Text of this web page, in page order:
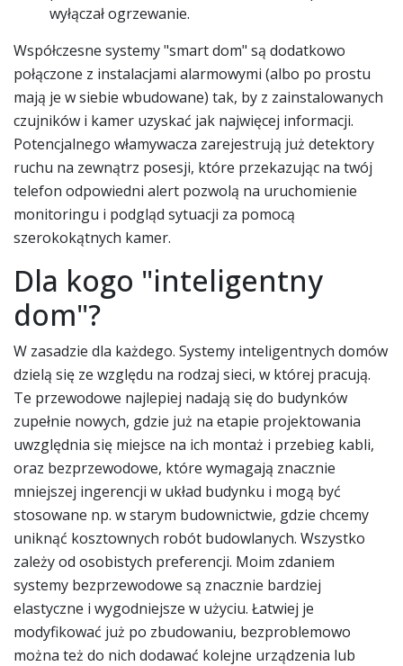
wyłączał ogrzewanie.
Współczesne systemy "smart dom" są dodatkowo
połączone z instalacjami alarmowymi (albo po prostu
mają je w siebie wbudowane) tak, by z zainstalowanych
czujników i kamer uzyskać jak najwięcej informacji.
Potencjalnego włamywacza zarejestrują już detektory
ruchu na zewnątrz posesji, które przekazując na twój
telefon odpowiedni alert pozwolą na uruchomienie
monitoringu i podgląd sytuacji za pomocą
szerokokątnych kamer.
Dla kogo "inteligentny
dom"?
W zasadzie dla każdego. Systemy inteligentnych domów
dzielą się ze względu na rodzaj sieci, w której pracują.
Te przewodowe najlepiej nadają się do budynków
zupełnie nowych, gdzie już na etapie projektowania
uwzględnia się miejsce na ich montaż i przebieg kabli,
oraz bezprzewodowe, które wymagają znacznie
mniejszej ingerencji w układ budynku i mogą być
stosowane np. w starym budownictwie, gdzie chcemy
uniknąć kosztownych robót budowlanych. Wszystko
zależy od osobistych preferencji. Moim zdaniem
systemy bezprzewodowe są znacznie bardziej
elastyczne i wygodniejsze w użyciu. Łatwiej je
modyfikować już po zbudowaniu, bezproblemowo
można też do nich dodawać kolejne urządzenia lub